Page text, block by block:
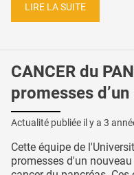
LIRE LA SUITE
CANCER du
promesses
Actualité publiée il y a 3
Cette équipe de
promesses d'un